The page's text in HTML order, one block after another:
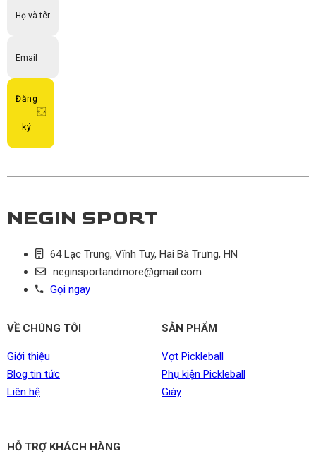
Đăng
ký
NEGIN SPORT
64 Lạc Trung, Vĩnh Tuy, Hai Bà Trưng, HN
neginsportandmore@gmail.com
Gọi ngay
VỀ CHÚNG TÔI
Giới thiệu
Blog tin tức
Liên hệ
SẢN PHẨM
Vợt Pickleball
Phụ kiện Pickleball
Giày
HỖ TRỢ KHÁCH HÀNG